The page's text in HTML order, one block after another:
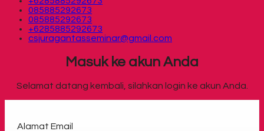
085885292673
085885292673
+6285885292673
csjuragantasseminar@gmail.com
Masuk ke akun Anda
Selamat datang kembali, silahkan login ke akun Anda.
Alamat Email